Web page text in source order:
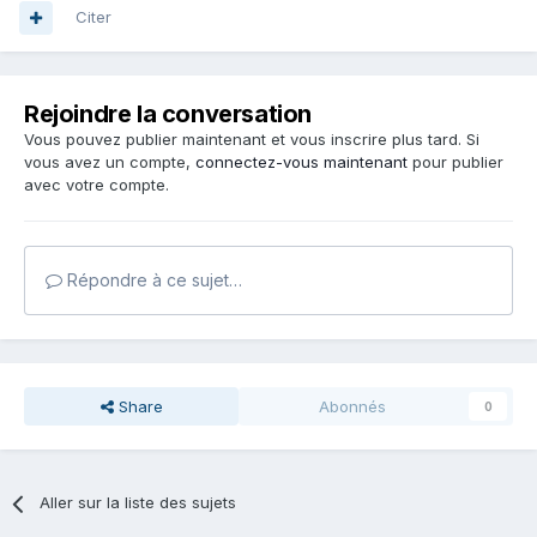
Citer
Rejoindre la conversation
Vous pouvez publier maintenant et vous inscrire plus tard. Si
vous avez un compte, connectez-vous maintenant pour publier
avec votre compte.
Répondre à ce sujet…
Share Abonnés 0
Aller sur la liste des sujets